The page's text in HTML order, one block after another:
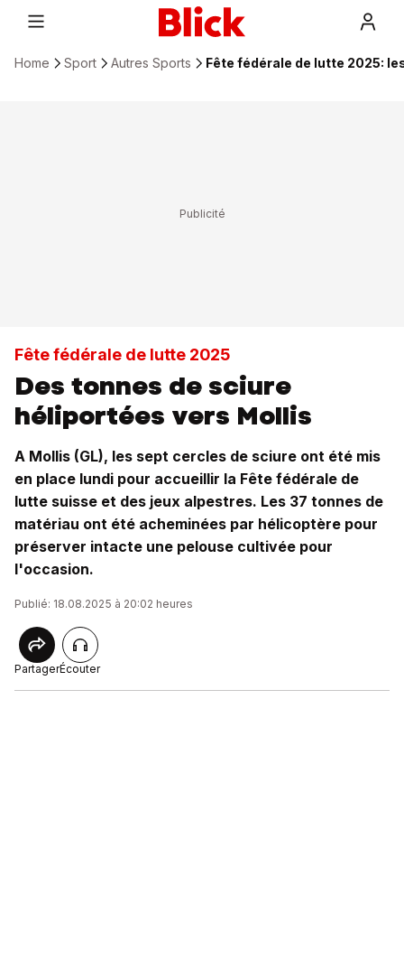
Home Sport Autres Sports Fête fédérale de lutte 2025:
Fête fédérale de lutte 2025
Des tonnes de sciure
héliportées vers Mollis
A Mollis (GL), les sept cercles de sciure ont été mis
en place lundi pour accueillir la Fête fédérale de
lutte suisse et des jeux alpestres. Les 37 tonnes de
matériau ont été acheminées par hélicoptère pour
préserver intacte une pelouse cultivée pour
l'occasion.
Publié: 18.08.2025 à 20:02 heures
PartagerÉcouter